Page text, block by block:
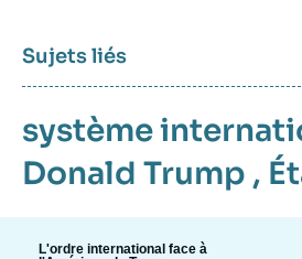
Sujets liés
système
Donald Trump ,
L'ordre international face à